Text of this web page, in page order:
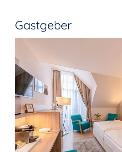
Gastgeber